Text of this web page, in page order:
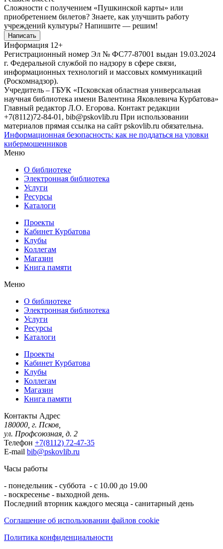
Сложности с получением «Пушкинской карты» или
приобретением билетов? Знаете, как улучшить работу
учреждений культуры? Напишите — решим!
Написать
Информация 12+
Регистрационный номер Эл № ФС77-87001 выдан 19.03.2024
г. Федеральной службой по надзору в сфере связи,
информационных технологий и массовых коммуникаций
(Роскомнадзор).
Учредитель – ГБУК «Псковская областная универсальная
научная библиотека имени Валентина Яковлевича Курбатова»
Главный редактор Л.О. Егорова. Контакт редакции
+7(8112)72-84-01, bib@pskovlib.ru При использовании
материалов прямая ссылка на сайт pskovlib.ru обязательна.
Информационная безопасность: как не поддаться на уловки
кибермошенников
Меню
О библиотеке
Электронная библиотека
Услуги
Ресурсы
Каталоги
Проекты
Кабинет Курбатова
Клубы
Коллегам
Магазин
Книга памяти
Меню
О библиотеке
Электронная библиотека
Услуги
Ресурсы
Каталоги
Проекты
Кабинет Курбатова
Клубы
Коллегам
Магазин
Книга памяти
Контакты Адрес
180000, г. Псков,
ул. Профсоюзная, д. 2
Телефон +7(8112) 72-47-35
E-mail bib@pskovlib.ru
Часы работы
- понедельник - суббота - с 10.00 до 19.00
- воскресенье - выходной день.
Последний вторник каждого месяца - санитарный день
Соглашение об использовании файлов cookie
Политика конфиденциальности